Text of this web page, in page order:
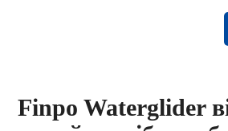
Finpo Waterglider